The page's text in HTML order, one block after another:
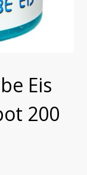
Eis
200